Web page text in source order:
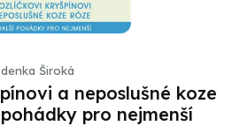
Široká
a neposlušné koze
pro nejmenší